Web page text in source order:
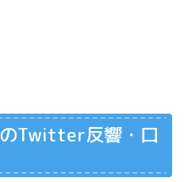
Twitter反響・口